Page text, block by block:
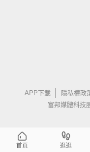
APP下載 隱私權政
富邦媒體科技
首頁 逛逛